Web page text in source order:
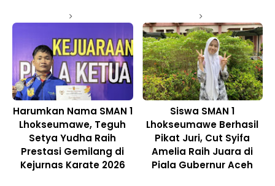
Harumkan Nama SMAN 1
Lhokseumawe, Teguh
Setya Yudha Raih
Prestasi Gemilang di
Kejurnas Karate 2026
Siswa SMAN 1
Lhokseumawe Berhasil
Pikat Juri, Cut Syifa
Amelia Raih Juara di
Piala Gubernur Aceh